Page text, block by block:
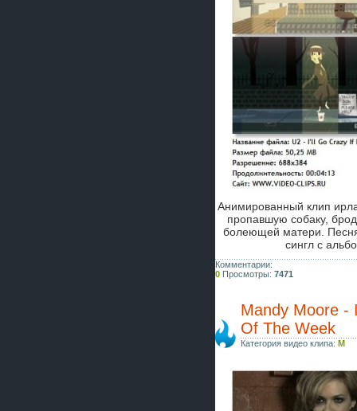
Анимированный клип
пропавшую собаку,
болеющей матери.
сингл с
Комментарии:
0 Просмотры: 7471
Mandy Moore -
Of The Week
Категория видео клипа: M